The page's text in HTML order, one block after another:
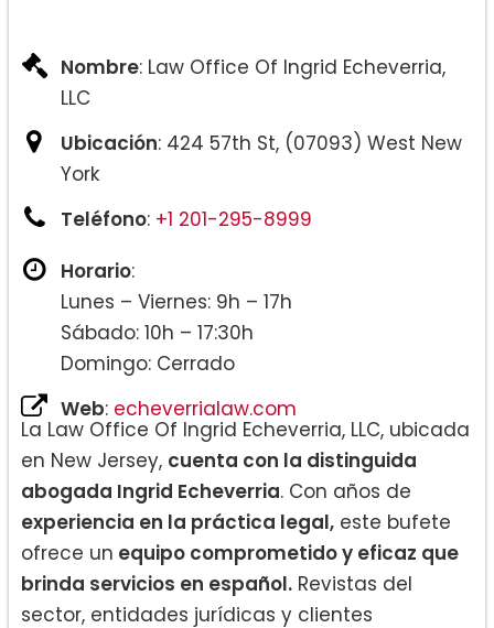
Nombre: Law Office Of Ingrid Echeverria,
LLC
Ubicación: 424 57th St, (07093) West New
York
Teléfono: +1 201-295-8999
Horario:
Lunes – Viernes: 9h – 17h
Sábado: 10h – 17:30h
Domingo: Cerrado
Web: echeverrialaw.com
La Law Office Of Ingrid Echeverria, LLC, ubicada
en New Jersey, cuenta con la distinguida
abogada Ingrid Echeverria. Con años de
experiencia en la práctica legal, este bufete
ofrece un equipo comprometido y eficaz que
brinda servicios en español. Revistas del
sector, entidades jurídicas y clientes